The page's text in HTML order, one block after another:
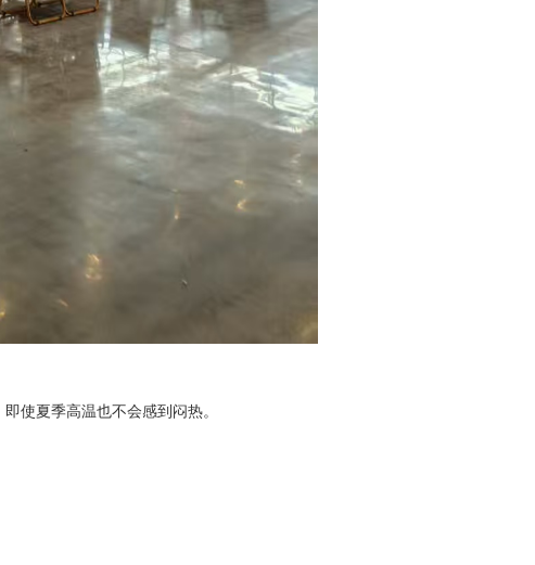
即使夏季高温也不会感到闷热。